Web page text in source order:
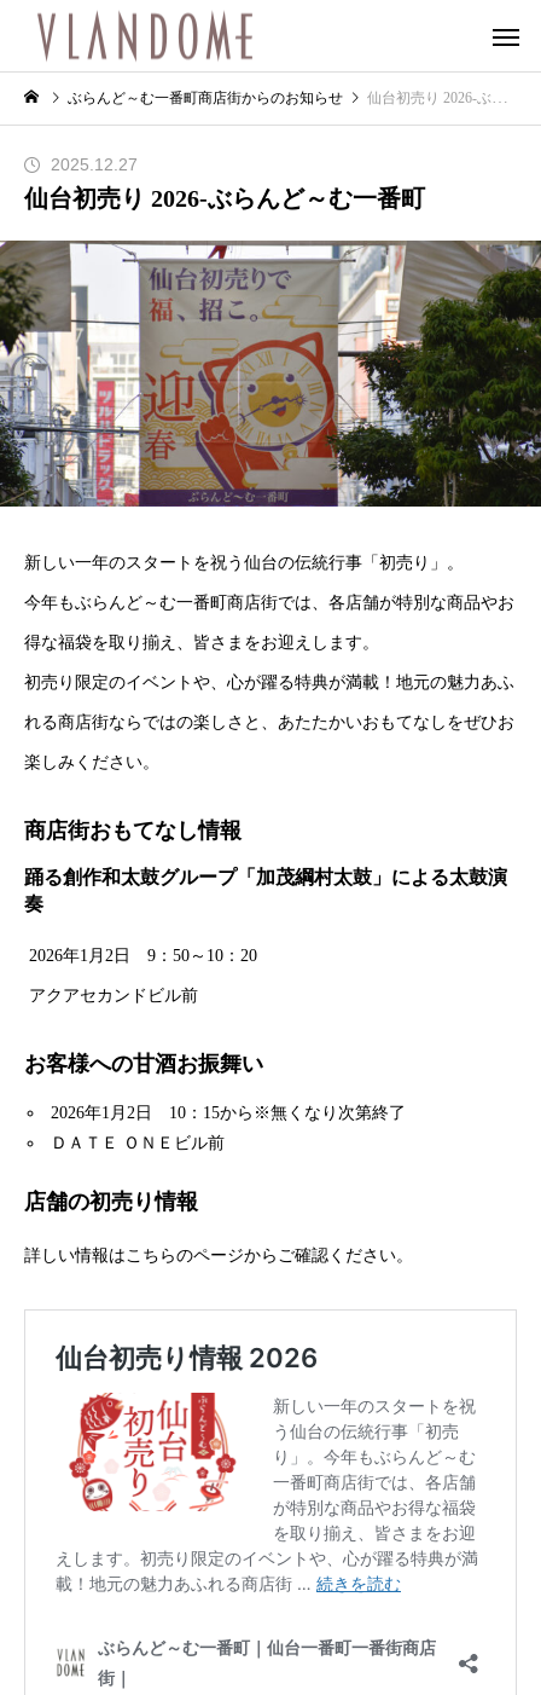
ぶらんど～む一番町商店街からのお知らせ 仙台初売り 2026-ぶらんど～む一番町
仙台初売り 2026-ぶらんど～む一番町
2025.12.27
新しい一年のスタートを祝う仙台の伝統行事「初売り」。
今年もぶらんど～む一番町商店街では、各店舗が特別な商品やお
得な福袋を取り揃え、皆さまをお迎えします。
初売り限定のイベントや、心が躍る特典が満載！地元の魅力あふ
れる商店街ならではの楽しさと、あたたかいおもてなしをぜひお
楽しみください。
商店街おもてなし情報
踊る創作和太鼓グループ「加茂綱村太鼓」による太鼓演
奏
2026年1月2日 9：50～10：20
アクアセカンドビル前
お客様への甘酒お振舞い
2026年1月2日 10：15から※無くなり次第終了
ＤＡＴＥ ＯＮＥビル前
店舗の初売り情報
詳しい情報はこちらのページからご確認ください。